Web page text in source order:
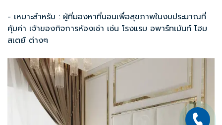
- เหมาะสำหรับ : ผู้ที่มองหาที่นอนเพื่อสุขภาพในงบประมาณที่
คุ้มค่า เจ้าของกิจการห้องเช่า เช่น โรงแรม อพาร์ทเม้นท์ โฮม
สเตย์ ต่างๆ